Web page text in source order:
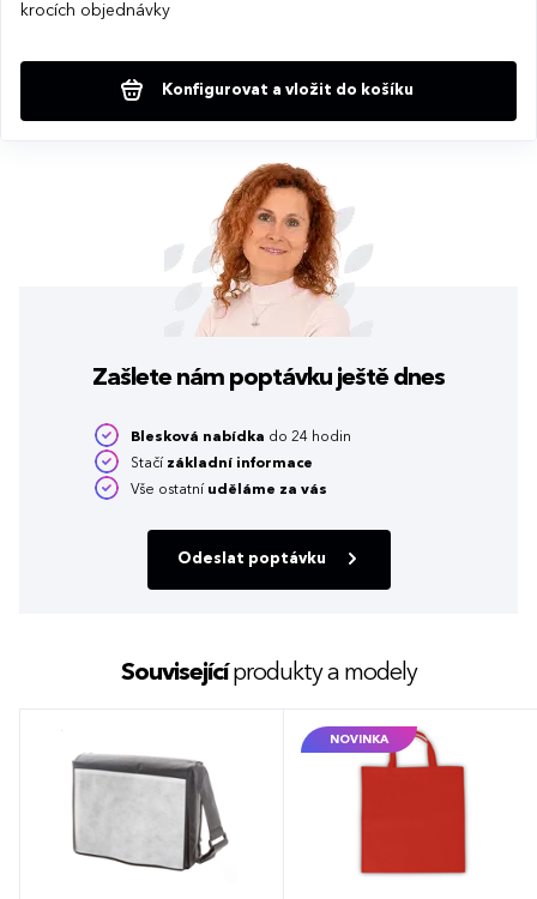
krocích objednávky
Konfigurovat a vložit do košíku
Zašlete nám poptávku ještě dnes
Blesková nabídka do 24 hodin
Stačí základní informace
Vše ostatní uděláme za vás
Odeslat poptávku
Souvisejícíprodukty a modely
NOVINKA